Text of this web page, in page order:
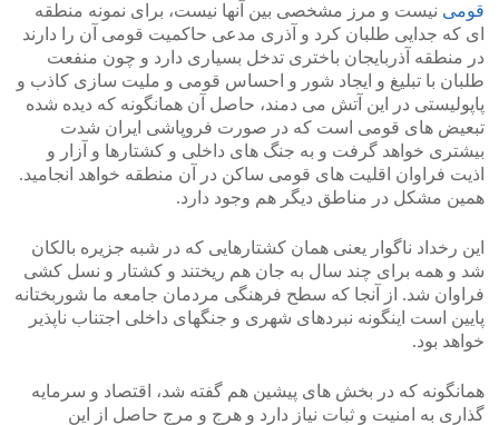
قومی نیست و مرز مشخصی بین آنها نیست، برای نمونه منطقه
ای که جدایی طلبان کرد و آذری مدعی حاکمیت قومی آن را دارند
در منطقه آذربایجان باختری تدخل بسیاری دارد و چون منفعت
طلبان با تبلیغ و ایجاد شور و احساس قومی و ملیت سازی کاذب و
پاپولیستی در این آتش می دمند، حاصل آن همانگونه که دیده شده
تبعیض های قومی است که در صورت فروپاشی ایران شدت
بیشتری خواهد گرفت و به جنگ های داخلی و کشتارها و آزار و
اذیت فراوان اقلیت های قومی ساکن در آن منطقه خواهد انجامید.
همین مشکل در مناطق دیگر هم وجود دارد.
این رخداد ناگوار یعنی همان کشتارهایی که در شبه جزیره بالکان
شد و همه برای چند سال به جان هم ریختند و کشتار و نسل کشی
فراوان شد. از آنجا که سطح فرهنگی مردمان جامعه ما شوربختانه
پایین است اینگونه نبردهای شهری و جنگهای داخلی اجتناب ناپذیر
خواهد بود.
همانگونه که در بخش های پیشین هم گفته شد، اقتصاد و سرمایه
گذاری به امنیت و ثبات نیاز دارد و هرج و مرج حاصل از این